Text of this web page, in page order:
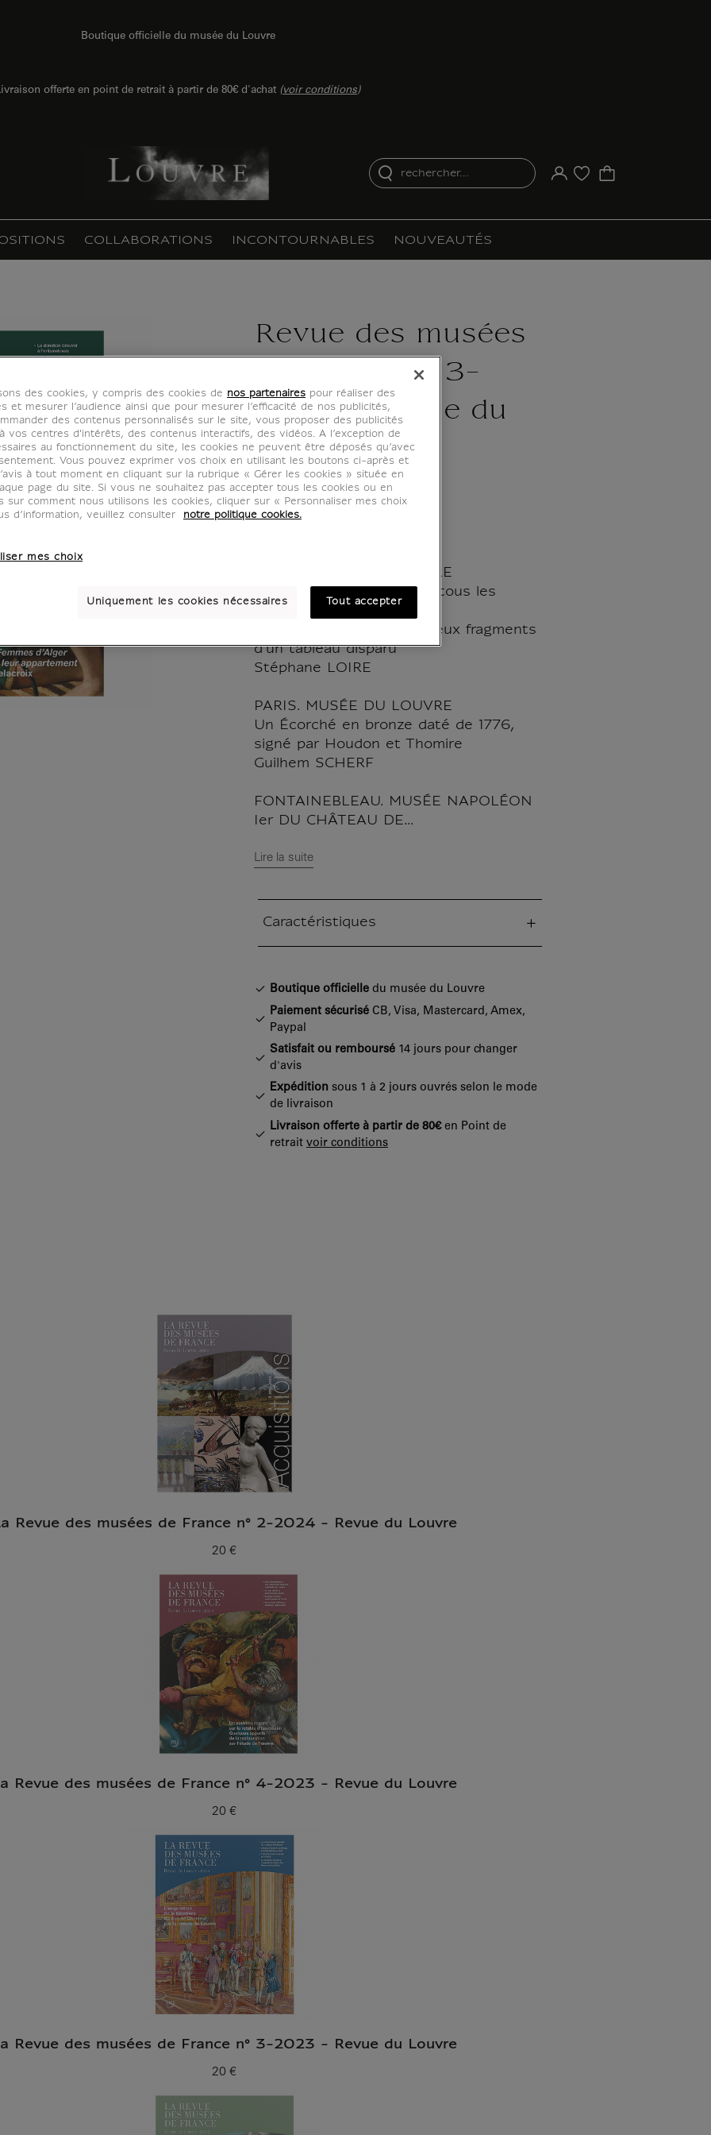
Boutique officielle du musée du Louvre
offerte en point de retrait à partir de 80€ d'achat (voir conditions)
rechercher...
Votre compte
Liste d'achat
COLLABORATIONS INCONTOURNABLES NOUVEAUTÉS
Revue des musées
de France n° 3-
2022 - Revue du
Louvre
LL002203
PARIS. MUSÉE DU LOUVRE
Le Guerchin, La Gloire de tous les
Le retour au Louvre de deux fragments
d'un tableau disparu
Stéphane LOIRE
PARIS. MUSÉE DU LOUVRE
Un Écorché en bronze daté de 1776,
signé par Houdon et Thomire
Guilhem SCHERF
FONTAINEBLEAU. MUSÉE NAPOLÉON
Ier DU CHÂTEAU DE...
Lire la suite
Caractéristiques
Boutique officielle du musée du Louvre
Paiement sécurisé CB, Visa, Mastercard, Amex,
Paypal
Satisfait ou remboursé 14 jours pour changer
d'avis
Expédition sous 1 à 2 jours ouvrés selon le mode
de livraison
Livraison offerte à partir de 80€en Point de
retrait voir conditions
Revue des musées de France n° 2-2024 - Revue du Louvre
Prix ​​actuel
20 €
Revue des musées de France n° 4-2023 - Revue du Louvre
Prix ​​actuel
20 €
Revue des musées de France n° 3-2023 - Revue du Louvre
Prix ​​actuel
20 €
des cookies, y compris des cookies de nos partenaires pour réaliser des
et mesurer l’audience ainsi que pour mesurer l’efficacité de nos publicités,
des contenus personnalisés sur le site, vous proposer des publicités
vos centres d'intérêts, des contenus interactifs, des vidéos. A l’exception de
au fonctionnement du site, les cookies ne peuvent être déposés qu’avec
Vous pouvez exprimer vos choix en utilisant les boutons ci-après et
à tout moment en cliquant sur la rubrique « Gérer les cookies » située en
page du site. Si vous ne souhaitez pas accepter tous les cookies ou en
sur comment nous utilisons les cookies, cliquer sur « Personnaliser mes choix
d’information, veuillez consulter
notre politique cookies.
mes choix
Uniquement les cookies nécessaires Tout accepter